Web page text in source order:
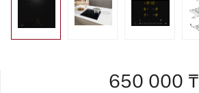
650 000 ₸